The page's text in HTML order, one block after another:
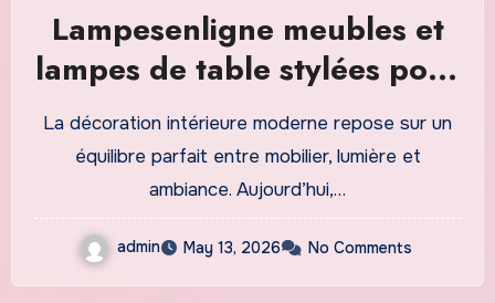
Lampesenligne meubles et
lampes de table stylées pour
une décoration élégante
La décoration intérieure moderne repose sur un
équilibre parfait entre mobilier, lumière et
ambiance. Aujourd’hui,…
admin May 13, 2026 No Comments